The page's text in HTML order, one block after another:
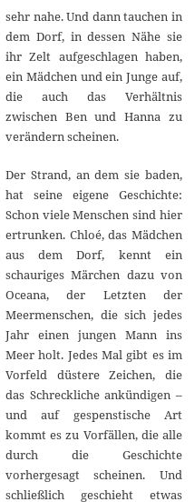
u
g
u
s
t
2
0
1
sehr nahe. Und dann tauchen in
dem Dorf, in dessen Nähe sie
ihr Zelt aufgeschlagen haben,
ein Mädchen und ein Junge auf,
die auch das Verhältnis
zwischen Ben und Hanna zu
verändern scheinen.
Der Strand, an dem sie baden,
hat seine eigene Geschichte:
Schon viele Menschen sind hier
ertrunken. Chloé, das Mädchen
aus dem Dorf, kennt ein
schauriges Märchen dazu von
Oceana, der Letzten der
Meermenschen, die sich jedes
Jahr einen jungen Mann ins
Meer holt. Jedes Mal gibt es im
Vorfeld düstere Zeichen, die
das Schreckliche ankündigen –
und auf gespenstische Art
kommt es zu Vorfällen, die alle
durch die Geschichte
vorhergesagt scheinen. Und
schließlich geschieht etwas